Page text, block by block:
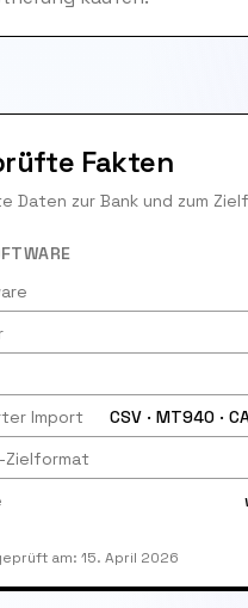
Fakten
Daten zur Bank und zum
Import
CSV · MT940 ·
Zielformat
am: 15. April 2026